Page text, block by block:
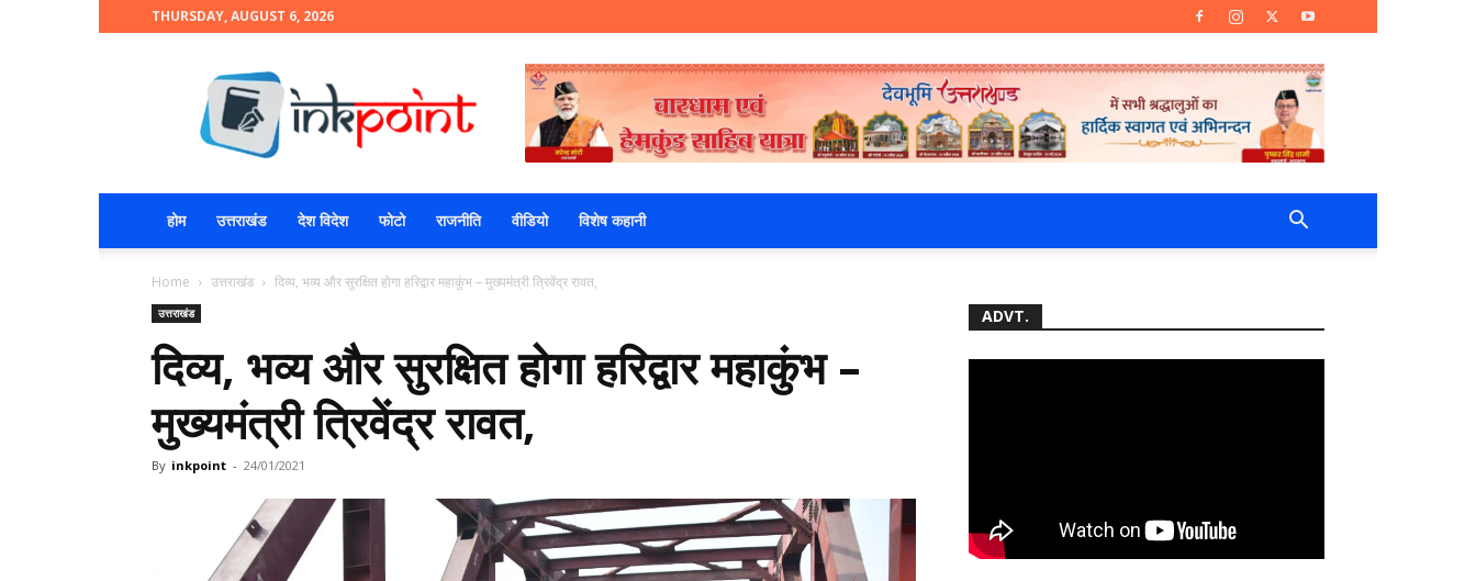
THURSDAY, AUGUST 6, 2026
होम उत्तराखंड देश विदेश फोटो राजनीति वीडियो विशेष कहानी
Home उत्तराखंड दिव्य, भव्य और सुरक्षित होगा हरिद्वार महाकुंभ – मुख्यमंत्री त्रिवेंद्र रावत,
उत्तराखंड
दिव्य, भव्य और सुरक्षित होगा हरिद्वार महाकुंभ –
मुख्यमंत्री त्रिवेंद्र रावत,
By inkpoint - 24/01/2021
ADVT.